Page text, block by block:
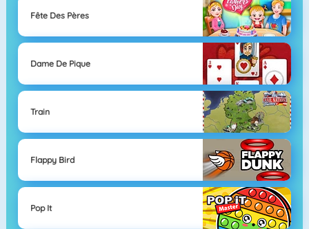
Fête Des Pères
Dame De Pique
Train
Flappy Bird
Pop It